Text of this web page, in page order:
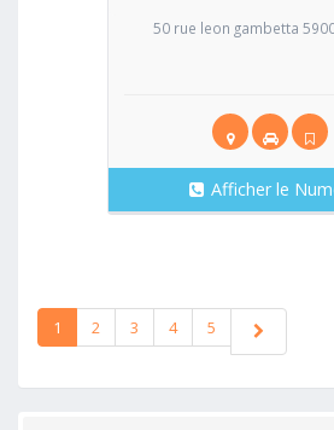
50 rue leon gambetta
Afficher le
1 2 3 4 5